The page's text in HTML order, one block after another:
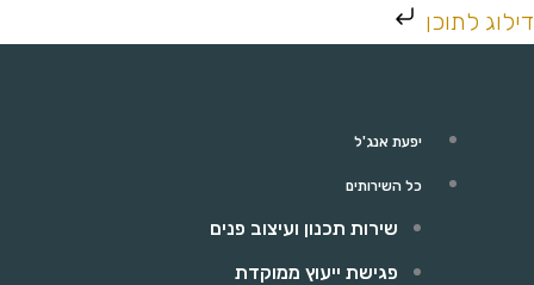
דילוג לתוכן
דילוג
יפעת אנג'ל
כל השירותים
שירות תכנון ועיצוב פנים
פגישת ייעוץ ממוקדת